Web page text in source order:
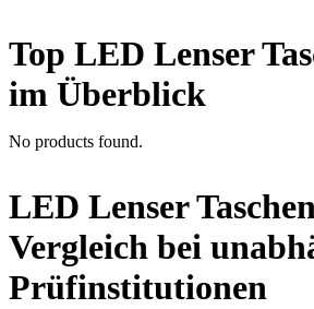
Top LED Lenser
im Überblick
No products found.
LED Lenser
Vergleich bei
Prüfinstitutionen